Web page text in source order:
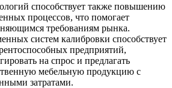
способствует также повышению
процессов, что помогает
требованиям рынка.
систем калибровки способствует
предприятий,
на спрос и предлагать
мебельную продукцию с
затратами.